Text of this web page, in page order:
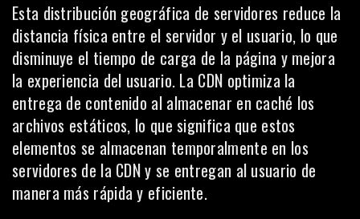
Esta distribución geográfica de servidores reduce la
distancia física entre el servidor y el usuario, lo que
disminuye el tiempo de carga de la página y mejora
la experiencia del usuario. La CDN optimiza la
entrega de contenido al almacenar en caché los
archivos estáticos, lo que significa que estos
elementos se almacenan temporalmente en los
servidores de la CDN y se entregan al usuario de
manera más rápida y eficiente.